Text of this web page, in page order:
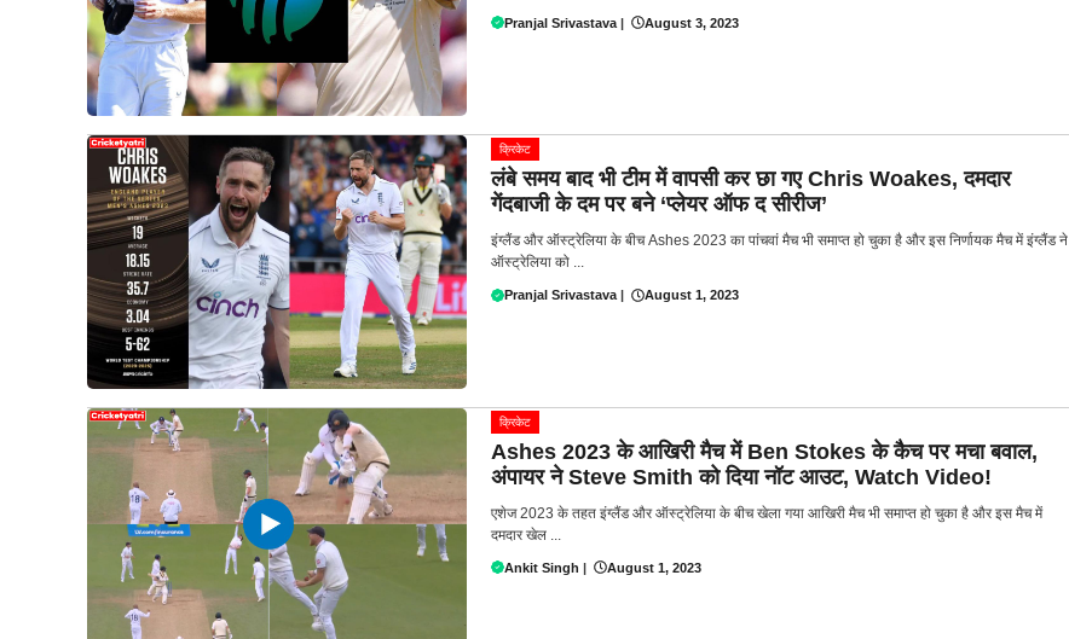
Pranjal Srivastava | August 3, 2023
क्रिकेट
लंबे समय बाद भी टीम में वापसी कर छा गए Chris Woakes, दमदार
गेंदबाजी के दम पर बने ‘प्लेयर ऑफ द सीरीज’
इंग्लैंड और ऑस्ट्रेलिया के बीच Ashes 2023 का पांचवां मैच भी समाप्त हो चुका है और इस निर्णायक मैच में इंग्लैंड ने
ऑस्ट्रेलिया को ...
Pranjal Srivastava August 1, 2023
क्रिकेट
Ashes 2023 के आखिरी मैच में Ben Stokes के कैच पर मचा बवाल,
अंपायर ने Steve Smith को दिया नॉट आउट, Watch Video!
एशेज 2023 के तहत इंग्लैंड और ऑस्ट्रेलिया के बीच खेला गया आखिरी मैच भी समाप्त हो चुका है और इस मैच में
दमदार खेल ...
Ankit Singh | August 1, 2023